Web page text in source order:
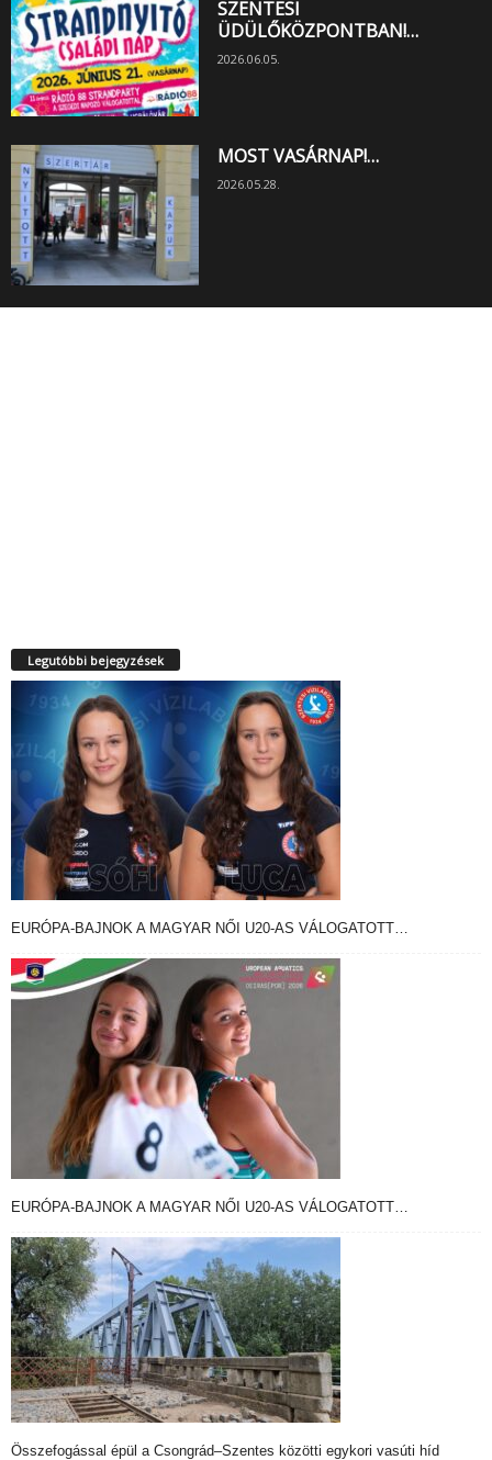
SZENTESI
ÜDÜLŐKÖZPONTBAN!…
2026.06.05.
MOST VASÁRNAP!…
2026.05.28.
Legutóbbi bejegyzések
EURÓPA-BAJNOK A MAGYAR NŐI U20-AS VÁLOGATOTT…
EURÓPA-BAJNOK A MAGYAR NŐI U20-AS VÁLOGATOTT…
Összefogással épül a Csongrád–Szentes közötti egykori vasúti híd